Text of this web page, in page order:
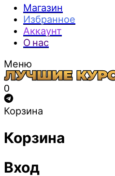
Магазин
Избранное
Аккаунт
О нас
Меню
0
Корзина
Корзина
Вход